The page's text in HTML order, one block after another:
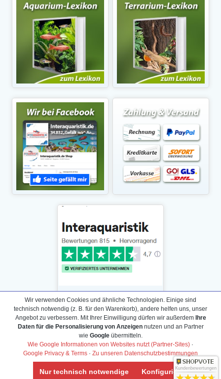
Daten­schutz­erklärung
Widerrufs­recht /Widerrufs­formular
AGB & Info
Impressum
Wir verwenden Cookies und ähnliche Technologien. Einige sind
technisch notwendig (z. B. für den Warenkorb), andere helfen uns, unser
Angebot zu verbessern. Mit Ihrer Einwilligung dürfen wir außerdem Ihre
Daten für die Personalisierung von Anzeigennutzen und an Partner
wie Googleübermitteln.
Wie Google Informationen von Websites nutzt (Partner-Sites) ·
Google Privacy & Terms · Zu unseren Datenschutzbestimmungen
Nur technisch notwendige KonfigurierenKundenbewertungen